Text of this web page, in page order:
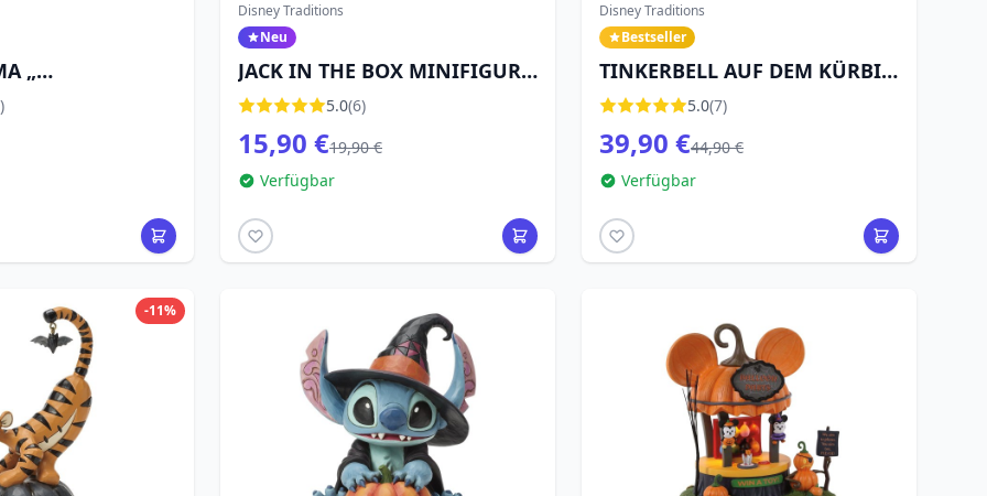
„
– DISNEY
Disney Traditions
Neu
JACK IN THE BOX MINIFIGUR -
DISNEY TRADITIONS
5.0(6)
15,90 €19,90 €
Verfügbar
Disney Traditions
Bestseller
TINKERBELL AUF DEM KÜRBIS
- DISNEY TRADITIONS
5.0(7)
39,90 €44,90 €
Verfügbar
-11%